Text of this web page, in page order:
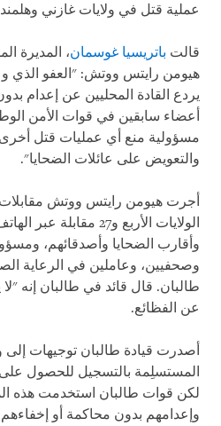
عملية قتل في ولايات غازني
قالت باتريسيا غوسمان، المديرة
هيومن رايتس ووتش: "العفو الذي
يردع القادة المحليين عن إعدام
أعضاء سابقين في قوات الأمن
مسؤولية منع أي عمليات قتل
والتعويض على عائلات الضحايا".
الولايات الأربع و27
وأقارب الضحايا وأصدقائهم،
وصحفيين، وعاملين في الرعاية
طالبان. قال قائد في طالبان إنه
عن الفظائع.
أصدرت قيادة طالبان توجيهات
المستسلِمة بالتسجيل للحصول
لكن قوات طالبان استخدمت هذه
وإعدامهم بدون محاكمة أو